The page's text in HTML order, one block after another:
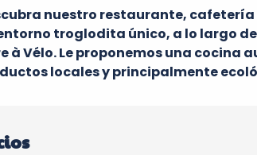
nuestro restaurante,
troglodita único, a lo largo
à Vélo. Le proponemos una
locales y principalmente